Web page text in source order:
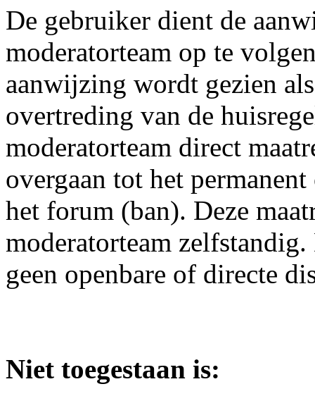
De gebruiker dient de
moderatorteam op te
aanwijzing wordt gezien
overtreding van de
moderatorteam direct
overgaan tot het
het forum (ban). Deze
moderatorteam
geen openbare of directe
Niet toegestaan is: